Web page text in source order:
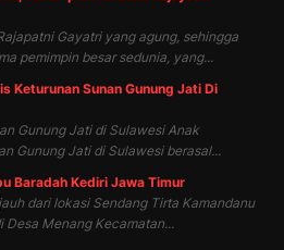
Gayatri yang agung, sehingga
pemimpin besar sedunia, yang...
Keturunan Sunan Gunung Jati Di
Gunung Jati di Sulawesi Anak
Gunung Jati di Sulawesi berasal...
Baradah Kediri Jawa Timur
dari lokasi Sendang Tirta Kamandanu
Desa Menang Kecamatan...